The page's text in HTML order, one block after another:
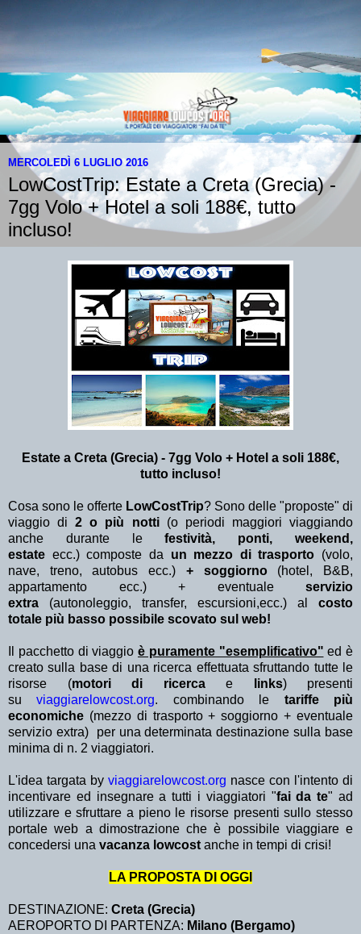
MERCOLEDÌ 6 LUGLIO 2016
LowCostTrip: Estate a Creta (Grecia) -
7gg Volo + Hotel a soli 188€, tutto
incluso!
Estate a Creta (Grecia) - 7gg Volo + Hotel a soli 188€,
tutto incluso!
Cosa sono le offerte LowCostTrip? Sono delle "proposte" di
viaggio di2 o più notti (o periodi maggiori viaggiando
anche durante lefestività, ponti, weekend,
estate ecc.) composte da un mezzo di trasporto (volo,
nave, treno, autobus ecc.) + soggiorno(hotel, B&B,
appartamento ecc.) + eventuale servizio
extra (autonoleggio, transfer, escursioni,ecc.) al costo
totale più basso possibile scovato sul web!
Il pacchetto di viaggio è puramente "esemplificativo" ed è
creato sulla base di una ricerca effettuata sfruttando tutte le
risorse (motori di ricerca e links) presenti
suviaggiarelowcost.org. combinando le tariffe più
economiche (mezzo di trasporto + soggiorno + eventuale
servizio extra)
per una determinata destinazione sulla base
minima di n. 2 viaggiatori.
L'idea targata by viaggiarelowcost.org nasce con l'intento di
incentivare ed insegnare a tutti i viaggiatori "fai da te" ad
utilizzare e sfruttare a pieno le risorse presenti sullo stesso
portale web a dimostrazione che è possibile viaggiare e
concedersi una vacanza lowcost anche in tempi di crisi!
LA PROPOSTA DI OGGI
DESTINAZIONE: Creta (Grecia)
AEROPORTO DI PARTENZA: Milano (Bergamo)